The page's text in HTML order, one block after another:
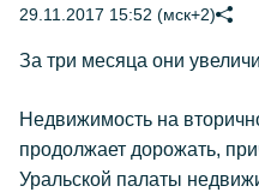
29.11.2017 15:52 (мск+2)
За три месяца они
Недвижимость на
продолжает дорожать,
Уральской палаты